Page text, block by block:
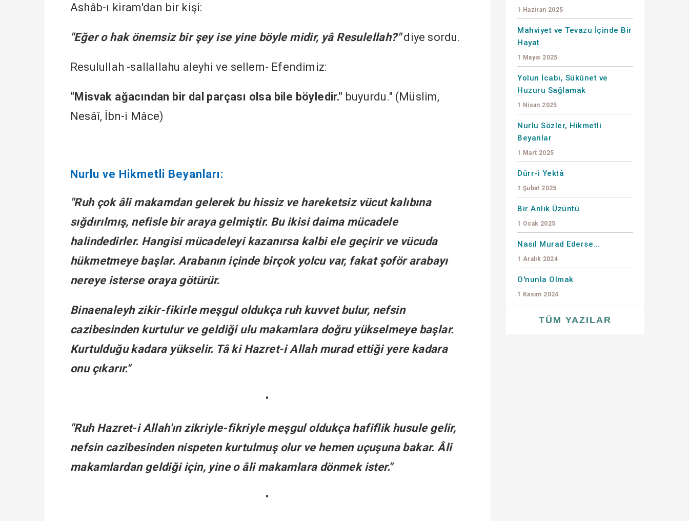
Ashâb-ı kiram'dan bir kişi:
"Eğer o hak önemsiz bir şey ise yine böyle midir, yâ Resulellah?"diye sordu.
Resulullah -sallallahu aleyhi ve sellem- Efendimiz:
"Misvak ağacından bir dal parçası olsa bile böyledir." buyurdu." (Müslim,
Nesâî, İbn-i Mâce)
Nurlu ve Hikmetli Beyanları:
"Ruh çok âli makamdan gelerek bu hissiz ve hareketsiz vücut kalıbına
sığdırılmış, nefisle bir araya gelmiştir. Bu ikisi daima mücadele
halindedirler. Hangisi mücadeleyi kazanırsa kalbi ele geçirir ve vücuda
hükmetmeye başlar. Arabanın içinde birçok yolcu var, fakat şoför arabayı
nereye isterse oraya götürür.
Binaenaleyh zikir-fikirle meşgul oldukça ruh kuvvet bulur, nefsin
cazibesinden kurtulur ve geldiği ulu makamlara doğru yükselmeye başlar.
Kurtulduğu kadara yükselir. Tâ ki Hazret-i Allah murad ettiği yere kadara
onu çıkarır."
•
"Ruh Hazret-i Allah'ın zikriyle-fikriyle meşgul oldukça hafiflik husule gelir,
nefsin cazibesinden nispeten kurtulmuş olur ve hemen uçuşuna bakar. Âli
makamlardan geldiği için, yine o âli makamlara dönmek ister."
•
1 Haziran 2025
Mahviyet ve Tevazu İçinde Bir
Hayat
1 Mayıs 2025
Yolun İcabı, Sükûnet ve
Huzuru Sağlamak
1 Nisan 2025
Nurlu Sözler, Hikmetli
Beyanlar
1 Mart 2025
Dürr-i Yektâ
1 Şubat 2025
Bir Anlık Üzüntü
1 Ocak 2025
Nasıl Murad Ederse...
1 Aralık 2024
O'nunla Olmak
1 Kasım 2024
TÜM YAZILAR